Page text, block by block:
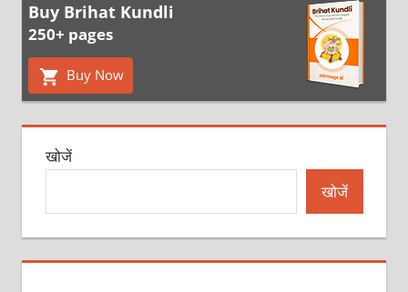
Buy Brihat Kundli
250+ pages
Buy Now
खोजें
खोजें